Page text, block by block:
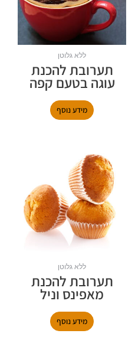
ללא גלוטן
תערובת להכנת
עוגה בטעם קפה
מידע נוסף
ללא גלוטן
תערובת להכנת
מאפינס וניל
מידע נוסף